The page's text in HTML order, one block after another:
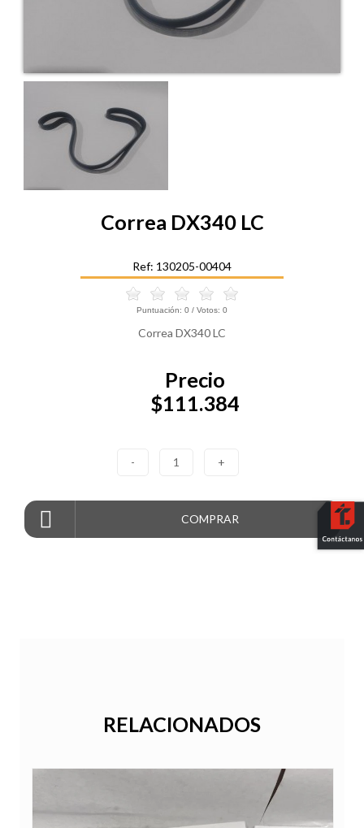
Correa DX340 LC
Ref: 130205-00404
Puntuación: 0 / Votos: 0
Correa DX340 LC
Precio
$111.384
- 1 +
COMPRAR
RELACIONADOS